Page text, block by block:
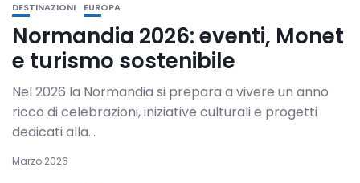
DESTINAZIONI EUROPA
Normandia 2026: eventi, Monet
e turismo sostenibile
Nel 2026 la Normandia si prepara a vivere un anno
ricco di celebrazioni, iniziative culturali e progetti
dedicati alla...
Marzo 2026